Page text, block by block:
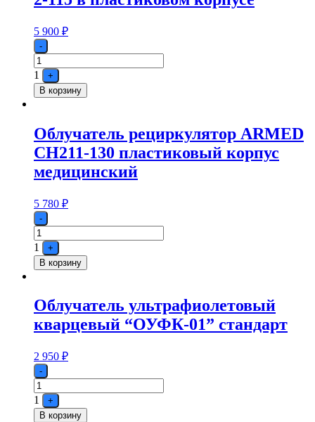
5 900 ₽
Quantity
-
1
+
В корзину
Облучатель рециркулятор ARMED
СН211-130 пластиковый корпус
медицинский
5 780 ₽
Quantity
-
1
+
В корзину
Облучатель ультрафиолетовый
кварцевый “ОУФК-01” стандарт
2 950 ₽
Quantity
-
1
+
В корзину